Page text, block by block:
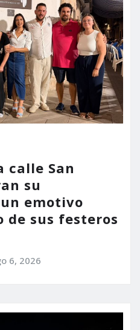
calle San
su
emotivo
de sus festeros
6, 2026